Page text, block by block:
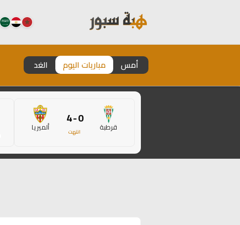
أمس مباريات اليوم الغد
قرطبة 0 - 4
انتهت ألميريا